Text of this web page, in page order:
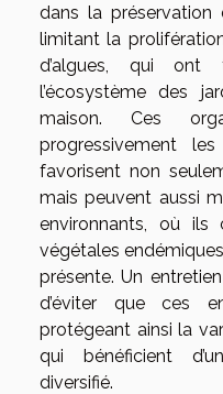
dans la
limitant la
d’algues, qui ont
l’écosystème des
maison. Ces
progressivement
favorisent non
mais peuvent aussi
environnants, où ils
végétales
présente. Un
d’éviter que ces
protégeant ainsi la
qui bénéficient
diversifié.